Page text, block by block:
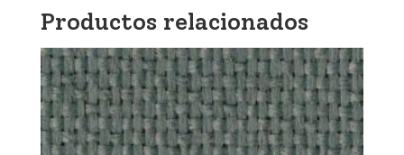
Productos relacionados